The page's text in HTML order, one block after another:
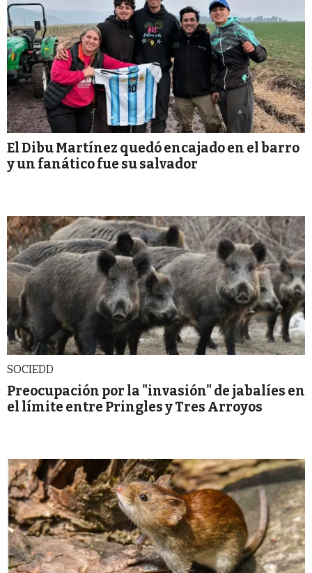
El Dibu Martínez quedó encajado en el barro
y un fanático fue su salvador
SOCIEDD
Preocupación por la "invasión" de jabalíes en
el límite entre Pringles y Tres Arroyos